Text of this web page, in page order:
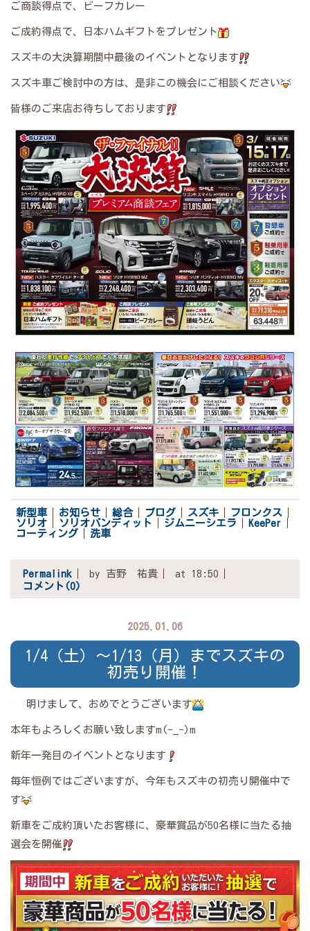
ご商談得点で、ビーフカレー
ご成約得点で、日本ハムギフトをプレゼント
スズキの大決算期間中最後のイベントとなります
スズキ車ご検討中の方は、是非この機会にご相談ください
皆様のご来店お待ちしております
新型車 お知らせ 総合 ブログ スズキ
フロンクス
ソリオ
ソリオバンディット ジムニーシエラ
KeePer
コーティング
洗車
Permalink by 吉野 祐貴
at 18:50
コメント(0)
2025.01.06
1/4（土）～1/13（月）までスズキの
初売り開催！
明けまして、おめでとうございます
本年もよろしくお願い致しますm(-_-)m
新年一発目のイベントとなります
毎年恒例ではございますが、今年もスズキの初売り開催中で
す
新車をご成約頂いたお客様に、豪華賞品が50名様に当たる抽
選会を開催